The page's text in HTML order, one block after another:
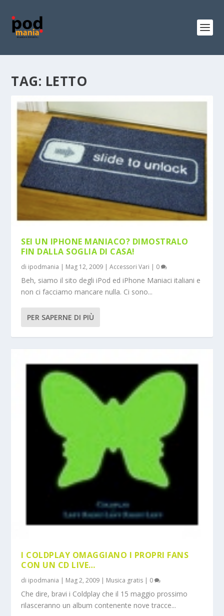
TAG: LETTO
SEI UN IPHONE MANIACO? DIMOSTRALO
FIN DALLA SOGLIA DI CASA!
di ipodmania | Mag 12, 2009 |Accessori Vari | 0
Beh, siamo il sito degli iPod ed iPhone Maniaci italiani e
non ci facciamo mancare nulla. Ci sono...
PER SAPERNE DI PIÙ
I COLDPLAY OMAGGIANO I PROPRI FANS
CON UN CD LIVE…
di ipodmania | Mag 2, 2009 | Musica gratis | 0
Che dire, bravi i Coldplay che il 15 maggio prossimo
rilasceranno un album contenente nove tracce...